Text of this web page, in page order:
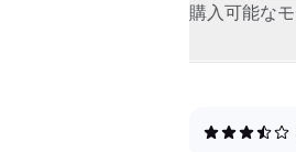
購入可能な